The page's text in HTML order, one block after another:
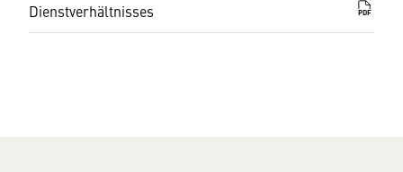
Dienstverhältnisses
PDF